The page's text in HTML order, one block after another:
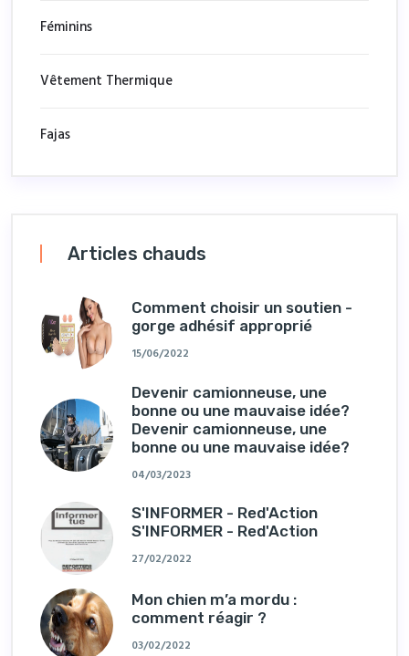
Féminins
Vêtement Thermique
Fajas
Articles chauds
Comment choisir un soutien -
gorge adhésif approprié
15/06/2022
Devenir camionneuse, une
bonne ou une mauvaise idée?
Devenir camionneuse, une
bonne ou une mauvaise idée?
04/03/2023
S'INFORMER - Red'Action
S'INFORMER - Red'Action
27/02/2022
Mon chien m’a mordu :
comment réagir ?
03/02/2022